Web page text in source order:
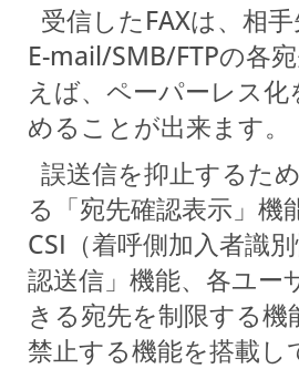
受信したFAXは、相
E-mail/SMB/FTPの各
えば、ペーパーレス
めることが出来ます。
誤送信を抑止するた
る「宛先確認表示」
CSI（着呼側加入者識
認送信」機能、各ユ
きる宛先を制限する
禁止する機能を搭載し